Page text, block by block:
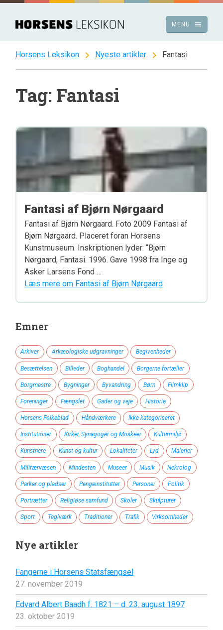
Spring
indhold
menu
MENU
Horsens Leksikon chevron_right Nyeste artikler chevron_right Fantasi
Tag: Fantasi
Fantasi af Bjørn Nørgaard
Fantasi af Bjørn Nørgaard. Foto 2009 Fantasi af
Bjørn Nørgaard. Placeret foran Horsens
Kunstmuseum. Inskriptionen lyder: “Bjørn
Nørgaard, Fantasi. 1996. Gave 1998 fra Inge og
Asker Larsens Fond …
Læs mere om Fantasi af Bjørn Nørgaard
Emner
Arkiver Arkæologiske udgravninger Begivenheder
Besættelsen Billeder Boghandel Borgerne fortæller
Borgmestre Bygninger Byvandring Børn Filmklip
Foreninger Fængslet Gader og veje Historie
Horsens Folkeblad Håndværkere Ikke kategoriseret
Institutioner Kirker, Synagoger og Moskeer Kulturmiljø
Kunstnere Kunst og kultur Lokaliteter Lyd Malerier
Militærvæsen Mindesten Museer Musik Nekrolog
Parker og pladser Pengeinstitutter Personer Politik
Portrætter Religiøse samfund Skoler Skulpturer
Sport Teglværk Traditioner Trafik Virksomheder
Nye artikler
Fangerne i Horsens Statsfængsel
27. november 2019
Edvard Albert Baadh f. 1821 – d. 23. august 1897
23. oktober 2019